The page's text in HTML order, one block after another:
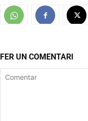
FER UN COMENTARI